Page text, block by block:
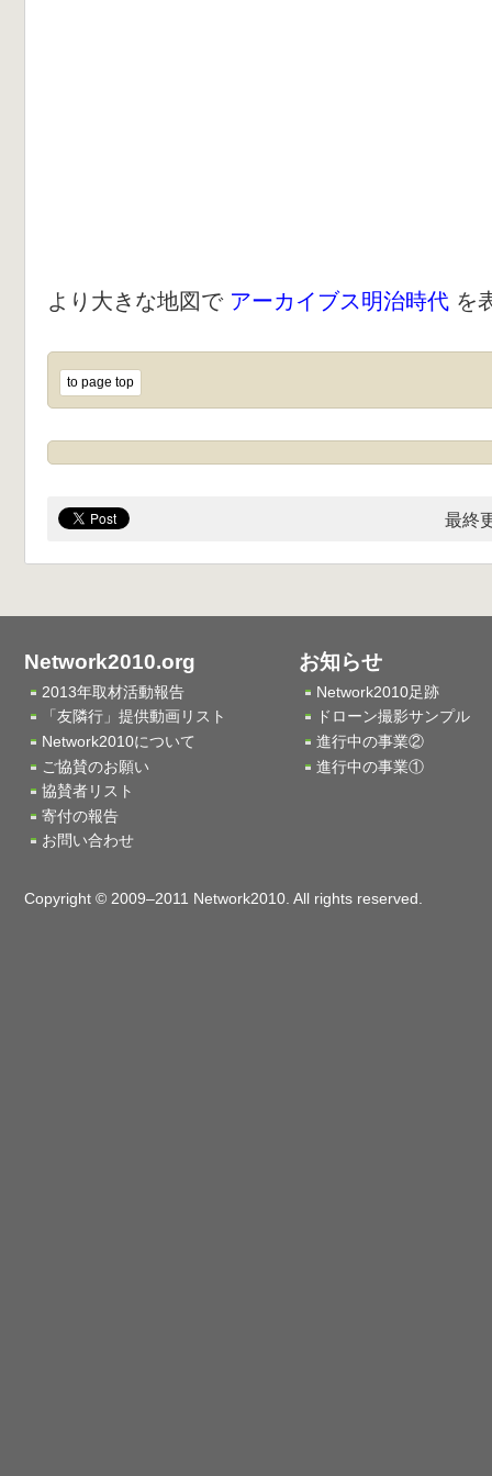
より大きな地図で アーカイブス明治時代 を
to page top
最終
Network2010.org
2013年取材活動報告
「友隣行」提供動画リスト
Network2010について
ご協賛のお願い
協賛者リスト
寄付の報告
お問い合わせ
お知らせ
Network2010足跡
ドローン撮影サンプル
進行中の事業②
進行中の事業①
Copyright © 2009–2011 Network2010. All rights reserved.